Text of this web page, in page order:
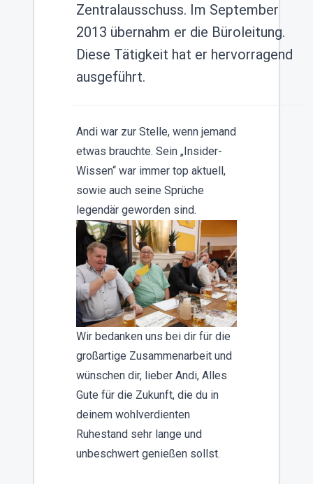
Zentralausschuss. Im September
2013 übernahm er die Büroleitung.
Diese Tätigkeit hat er hervorragend
ausgeführt.
Andi war zur Stelle, wenn jemand
etwas brauchte. Sein „Insider-
Wissen“ war immer top aktuell,
sowie auch seine Sprüche
legendär geworden sind.
Wir bedanken uns bei dir für die
großartige Zusammenarbeit und
wünschen dir, lieber Andi, Alles
Gute für die Zukunft, die du in
deinem wohlverdienten
Ruhestand sehr lange und
unbeschwert genießen sollst.